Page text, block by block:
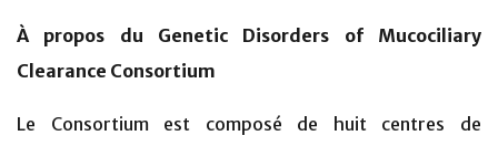
À propos du Genetic Disorders of Mucociliary
Clearance Consortium
Le Consortium est composé de huit centres de